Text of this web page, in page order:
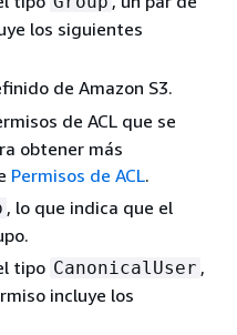
los siguientes
de Amazon S3.
de ACL que se
obtener más
Permisos de ACL.
, lo que indica que el
tipo CanonicalUser ,
incluye los